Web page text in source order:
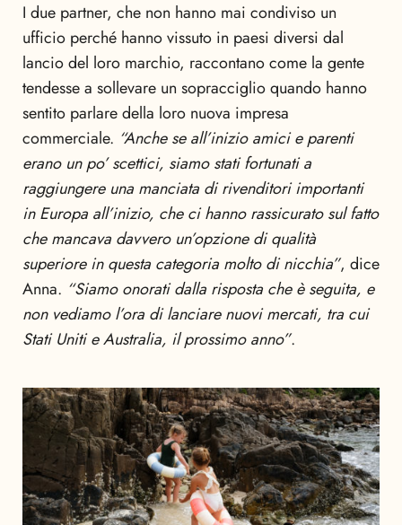
I due partner, che non hanno mai condiviso un
ufficio perché hanno vissuto in paesi diversi dal
lancio del loro marchio, raccontano come la gente
tendesse a sollevare un sopracciglio quando hanno
sentito parlare della loro nuova impresa
commerciale. “Anche se all’inizio amici e parenti
erano un po’ scettici, siamo stati fortunati a
raggiungere una manciata di rivenditori importanti
in Europa all’inizio, che ci hanno rassicurato sul fatto
che mancava davvero un’opzione di qualità
superiore in questa categoria molto di nicchia”, dice
Anna. “Siamo onorati dalla risposta che è seguita, e
non vediamo l’ora di lanciare nuovi mercati, tra cui
Stati Uniti e Australia, il prossimo anno”.